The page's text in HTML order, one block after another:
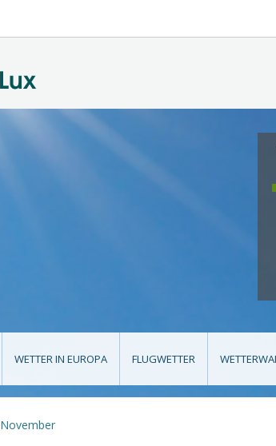
WETTER IN EUROPA FLUGWETTER
November